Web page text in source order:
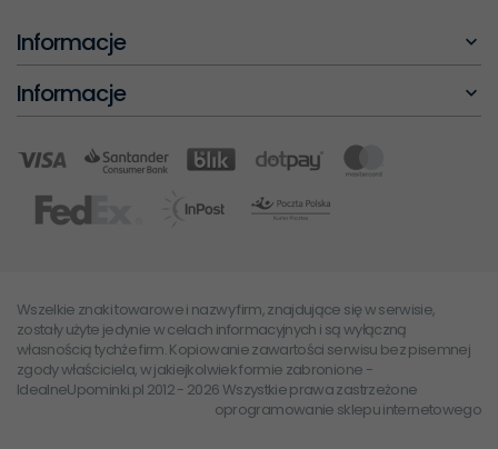
Informacje
Informacje
Wszelkie znaki towarowe i nazwy firm, znajdujące się w serwisie,
zostały użyte jedynie w celach informacyjnych i są wyłączną
własnością tychże firm. Kopiowanie zawartości serwisu bez pisemnej
zgody właściciela, w jakiejkolwiek formie zabronione -
IdealneUpominki.pl 2012 - 2026 Wszystkie prawa zastrzeżone
oprogramowanie sklepu internetowego